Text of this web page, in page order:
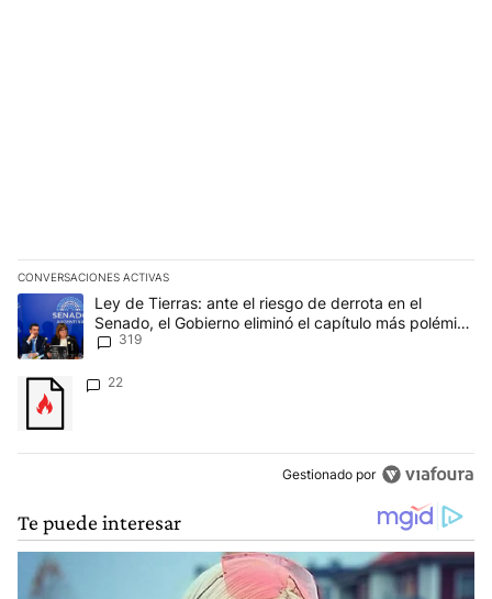
CONVERSACIONES ACTIVAS
Este listado muestra los artículos con más comentarios en los
Un artículo de tendencia con el título "Ley de Tierras: ante el
Ley de Tierras: ante el riesgo de derrota en el
Senado, el Gobierno eliminó el capítulo más polémico
del proyecto
319
Un artículo de tendencia con el título "" con 22 comentarios.
22
Gestionado por